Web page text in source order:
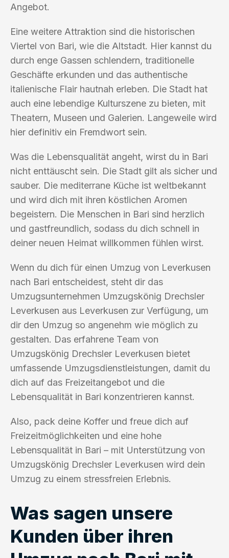
Angebot.
Eine weitere Attraktion sind die historischen
Viertel von Bari, wie die Altstadt. Hier kannst du
durch enge Gassen schlendern, traditionelle
Geschäfte erkunden und das authentische
italienische Flair hautnah erleben. Die Stadt hat
auch eine lebendige Kulturszene zu bieten, mit
Theatern, Museen und Galerien. Langeweile wird
hier definitiv ein Fremdwort sein.
Was die Lebensqualität angeht, wirst du in Bari
nicht enttäuscht sein. Die Stadt gilt als sicher und
sauber. Die mediterrane Küche ist weltbekannt
und wird dich mit ihren köstlichen Aromen
begeistern. Die Menschen in Bari sind herzlich
und gastfreundlich, sodass du dich schnell in
deiner neuen Heimat willkommen fühlen wirst.
Wenn du dich für einen Umzug von Leverkusen
nach Bari entscheidest, steht dir das
Umzugsunternehmen Umzugskönig Drechsler
Leverkusen aus Leverkusen zur Verfügung, um
dir den Umzug so angenehm wie möglich zu
gestalten. Das erfahrene Team von
Umzugskönig Drechsler Leverkusen bietet
umfassende Umzugsdienstleistungen, damit du
dich auf das Freizeitangebot und die
Lebensqualität in Bari konzentrieren kannst.
Also, pack deine Koffer und freue dich auf
Freizeitmöglichkeiten und eine hohe
Lebensqualität in Bari – mit Unterstützung von
Umzugskönig Drechsler Leverkusen wird dein
Umzug zu einem stressfreien Erlebnis.
Was sagen unsere
Kunden über ihren